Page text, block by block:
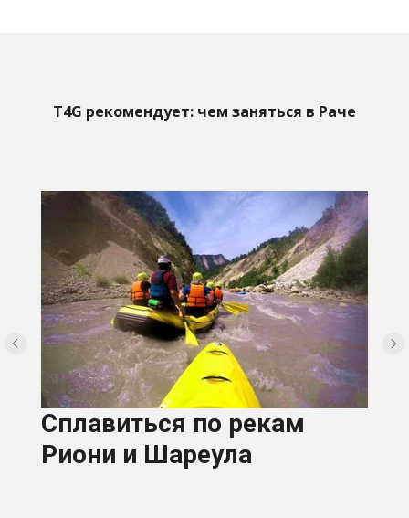
T4G рекомендует: чем заняться в Раче
Сплавиться по рекам
Риони и Шареула